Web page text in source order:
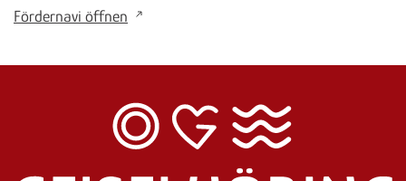
Fördernavi öffnen